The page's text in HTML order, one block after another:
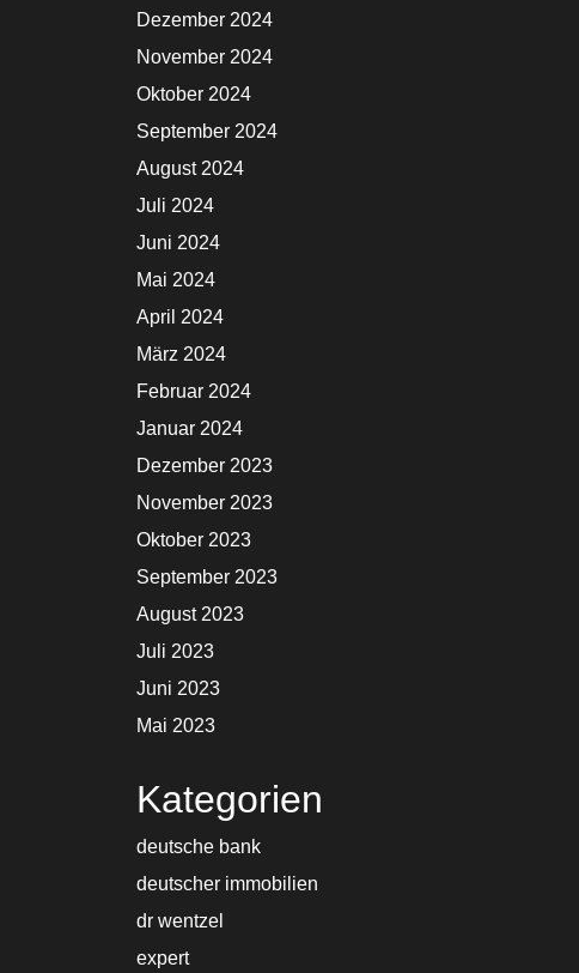
Dezember 2024
November 2024
Oktober 2024
September 2024
August 2024
Juli 2024
Juni 2024
Mai 2024
April 2024
März 2024
Februar 2024
Januar 2024
Dezember 2023
November 2023
Oktober 2023
September 2023
August 2023
Juli 2023
Juni 2023
Mai 2023
Kategorien
deutsche bank
deutscher immobilien
dr wentzel
expert